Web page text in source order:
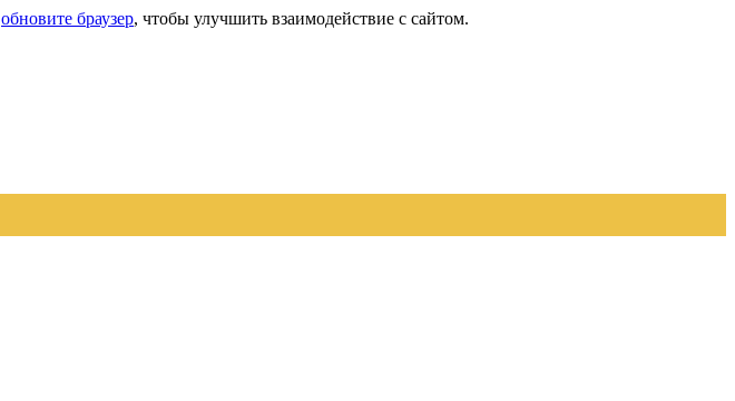
обновите браузер, чтобы улучшить взаимодействие с сайтом.